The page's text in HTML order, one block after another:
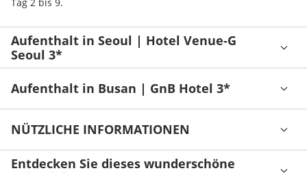
Tag 2 bis 9.
Aufenthalt in Seoul | Hotel Venue-G
Seoul 3*
Aufenthalt in Busan | GnB Hotel 3*
NÜTZLICHE INFORMATIONEN
Entdecken Sie dieses wunderschöne